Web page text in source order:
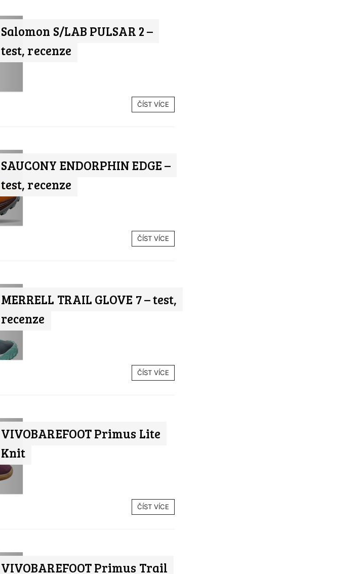
Salomon S/LAB PULSAR 2 –
test, recenze
ČÍST VÍCE
SAUCONY ENDORPHIN EDGE –
test, recenze
ČÍST VÍCE
MERRELL TRAIL GLOVE 7 – test,
recenze
ČÍST VÍCE
VIVOBAREFOOT Primus Lite
Knit
ČÍST VÍCE
VIVOBAREFOOT Primus Trail